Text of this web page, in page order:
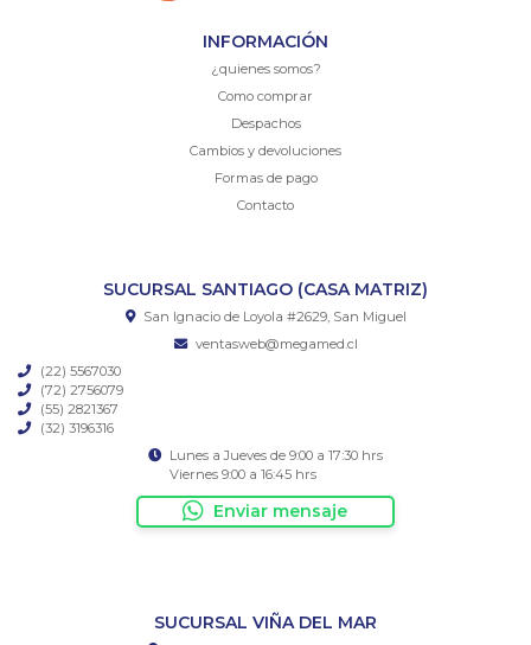
INFORMACIÓN
¿quienes somos?
Como comprar
Despachos
Cambios y devoluciones
Formas de pago
Contacto
SUCURSAL SANTIAGO (CASA MATRIZ)
San Ignacio de Loyola #2629, San Miguel
ventasweb@megamed.cl
(22) 5567030
(72) 2756079
(55) 2821367
(32) 3196316
Lunes a Jueves de 9:00 a 17:30 hrs
Viernes 9:00 a 16:45 hrs
Enviar mensaje
SUCURSAL VIÑA DEL MAR